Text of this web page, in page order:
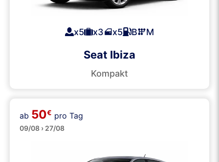
x5 x3 x5 B M
Seat Ibiza
Kompakt
Mittelklasse
ab 50€ pro Tag
09/08 › 27/08